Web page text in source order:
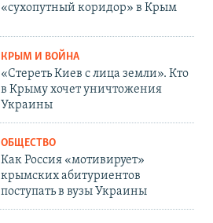
«сухопутный коридор» в Крым
КРЫМ И ВОЙНА
«Стереть Киев с лица земли». Кто
в Крыму хочет уничтожения
Украины
ОБЩЕСТВО
Как Россия «мотивирует»
крымских абитуриентов
поступать в вузы Украины